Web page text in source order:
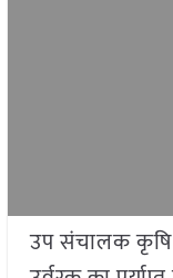
उप संचालक कृषि